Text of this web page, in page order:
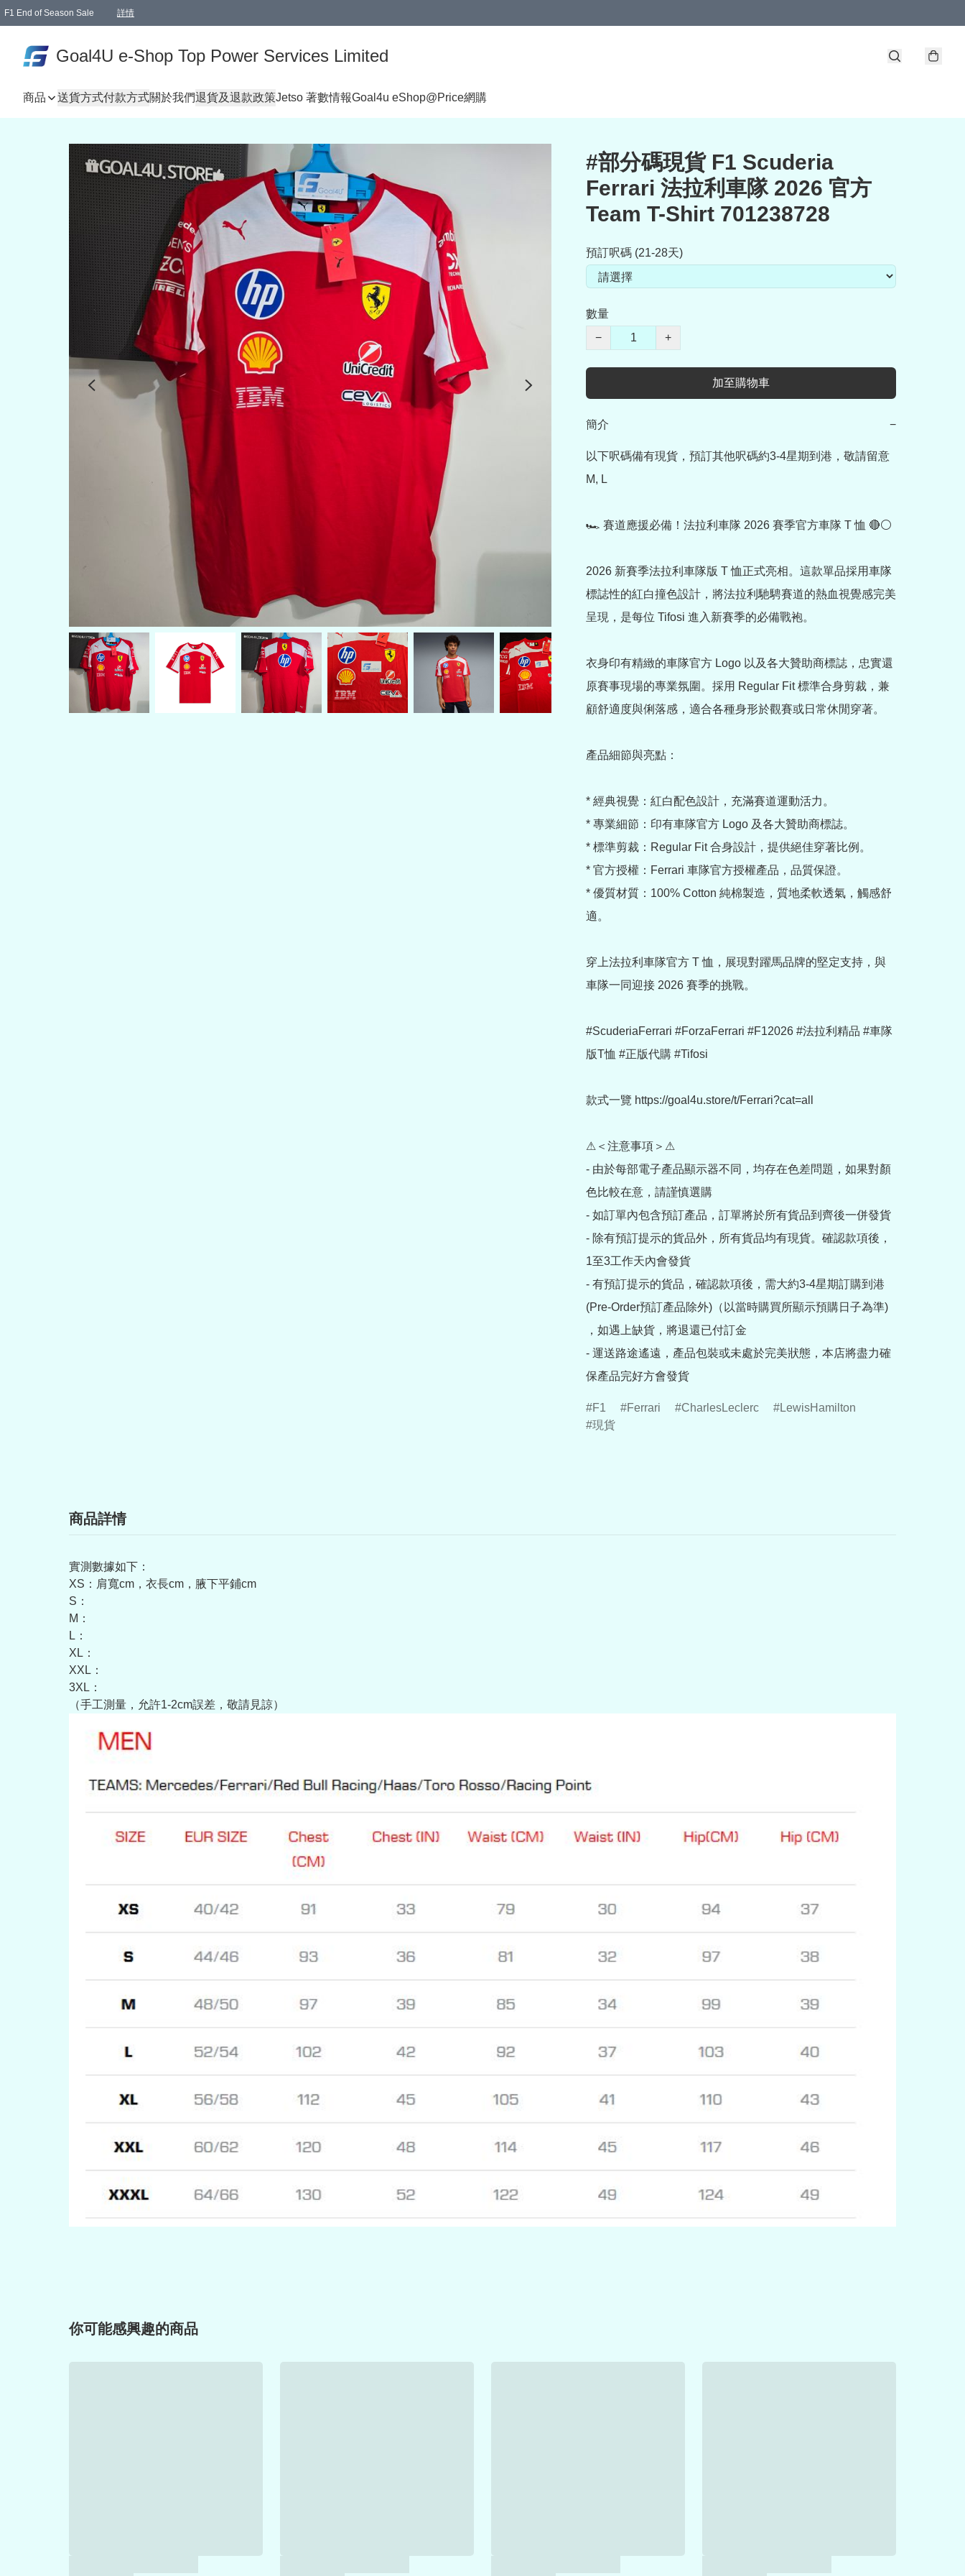
F1 End of Season Sale 詳情
Goal4U e-Shop Top Power Services Limited
商品 送貨方式付款方式關於我們退貨及退款政策Jetso 著數情報Goal4u eShop@Price網購
#部分碼現貨 F1 Scuderia
Ferrari 法拉利車隊 2026 官方
Team T-Shirt 701238728
預訂呎碼 (21-28天)
數量
−
+
加至購物車
簡介 −
以下呎碼備有現貨，預訂其他呎碼約3-4星期到港，敬請留意
M, L
🏎️ 賽道應援必備！法拉利車隊 2026 賽季官方車隊 T 恤 🔴⚪
2026 新賽季法拉利車隊版 T 恤正式亮相。這款單品採用車隊
標誌性的紅白撞色設計，將法拉利馳騁賽道的熱血視覺感完美
呈現，是每位 Tifosi 進入新賽季的必備戰袍。
衣身印有精緻的車隊官方 Logo 以及各大贊助商標誌，忠實還
原賽事現場的專業氛圍。採用 Regular Fit 標準合身剪裁，兼
顧舒適度與俐落感，適合各種身形於觀賽或日常休閒穿著。
產品細節與亮點：
* 經典視覺：紅白配色設計，充滿賽道運動活力。
* 專業細節：印有車隊官方 Logo 及各大贊助商標誌。
* 標準剪裁：Regular Fit 合身設計，提供絕佳穿著比例。
* 官方授權：Ferrari 車隊官方授權產品，品質保證。
* 優質材質：100% Cotton 純棉製造，質地柔軟透氣，觸感舒
適。
穿上法拉利車隊官方 T 恤，展現對躍馬品牌的堅定支持，與
車隊一同迎接 2026 賽季的挑戰。
#ScuderiaFerrari #ForzaFerrari #F12026 #法拉利精品 #車隊
版T恤 #正版代購 #Tifosi
款式一覽 https://goal4u.store/t/Ferrari?cat=all
⚠＜注意事項＞⚠
- 由於每部電子產品顯示器不同，均存在色差問題，如果對顏
色比較在意，請謹慎選購
- 如訂單內包含預訂產品，訂單將於所有貨品到齊後一併發貨
- 除有預訂提示的貨品外，所有貨品均有現貨。確認款項後，
1至3工作天內會發貨
- 有預訂提示的貨品，確認款項後，需大約3-4星期訂購到港
(Pre-Order預訂產品除外)（以當時購買所顯示預購日子為準)
，如遇上缺貨，將退還已付訂金
- 運送路途遙遠，產品包裝或未處於完美狀態，本店將盡力確
保產品完好方會發貨
F1 Ferrari CharlesLeclerc
LewisHamilton
現貨
商品詳情
實測數據如下：
XS：肩寬cm，衣長cm，腋下平鋪cm
S：
M：
L：
XL：
XXL：
3XL：
（手工測量，允許1-2cm誤差，敬請見諒）
你可能感興趣的商品